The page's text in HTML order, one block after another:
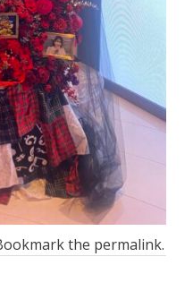
the permalink.